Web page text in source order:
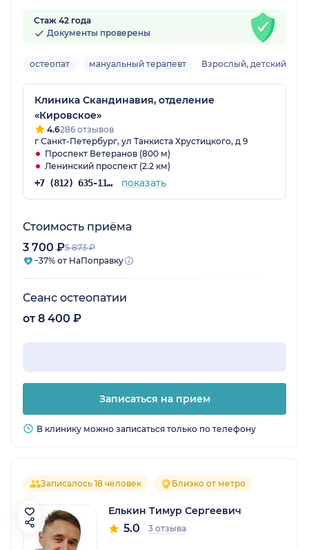
Стаж 42 года
Документы проверены
остеопат мануальный терапевт Взрослый, детский
Клиника Скандинавия, отделение
«Кировское»
4.6286 отзывов
г Санкт-Петербург, ул Танкиста Хрустицкого, д 9
Проспект Ветеранов (800 м)
Ленинский проспект (2.2 км)
+7 (812) 635-11-79 показать
Стоимость приёма
3 700 ₽5 873 ₽
−37% от НаПоправку
Сеанс остеопатии
от 8 400 ₽
Записаться на прием
В клинику можно записаться только по телефону
Записалось 18 человек Близко от метро
Елькин Тимур Сергеевич
5.0 3 отзыва